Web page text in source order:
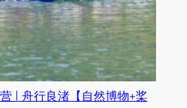
| 舟行良渚【自然博物+桨